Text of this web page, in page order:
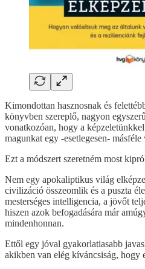
Kimondottan hasznosnak és
könyvben szereplő, nagyon
vonatkozóan, hogy a
magunkat egy -esetlegesen-
Ezt a módszert szeretném most
Nem egy apokaliptikus világ
civilizáció összeomlik és a puszta
mesterséges intelligencia, a jövőt
hiszen azok befogadására már
mindenhonnan.
Ettől egy jóval gyakorlatiasabb
akikben van elég kíváncsiság, hogy